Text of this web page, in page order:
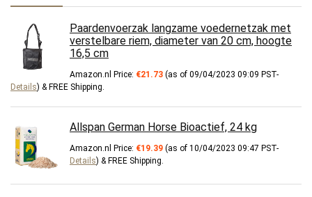
Paardenvoerzak langzame voedernetzak met
verstelbare riem, diameter van 20 cm, hoogte
16,5 cm
Amazon.nl Price: €21.73 (as of 09/04/2023 09:09 PST-
Details) & FREE Shipping.
Allspan German Horse Bioactief, 24 kg
Amazon.nl Price: €19.39 (as of 10/04/2023 09:47 PST-
Details) & FREE Shipping.